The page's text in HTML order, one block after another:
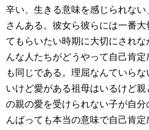
辛い、生きる意味を感じられない
さんある。彼女ら彼らには一番
てもらいたい時期に大切にされ
んな人たちがどうやって自己肯
も同じである。理屈なんていら
いけど愛がある祖母はいるけど
の親の愛を受けられない子が自
んばっても本当の意味で自己肯定